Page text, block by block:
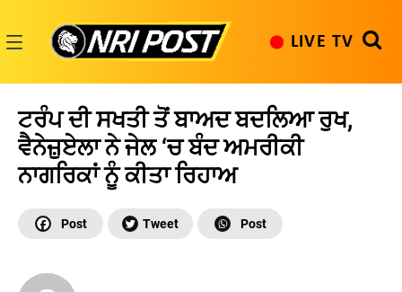
content
LIVE TV
ਟਰੰਪ ਦੀ ਸਖਤੀ ਤੋਂ ਬਾਅਦ ਬਦਲਿਆ ਰੁਖ,
ਵੈਨੇਜ਼ੁਏਲਾ ਨੇ ਜੇਲ ‘ਚ ਬੰਦ ਅਮਰੀਕੀ
ਨਾਗਰਿਕਾਂ ਨੂੰ ਕੀਤਾ ਰਿਹਾਅ